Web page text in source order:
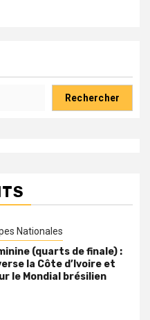
Rechercher
Nationales
(quarts de finale) :
la Côte d’Ivoire et
le Mondial brésilien